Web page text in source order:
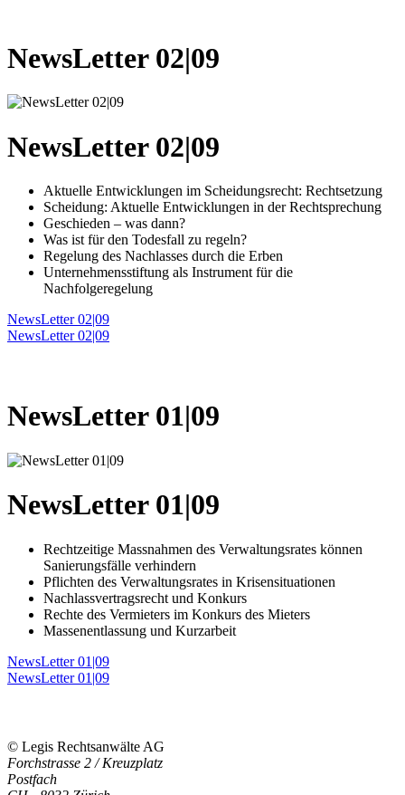
NewsLetter 02|09
NewsLetter 02|09
Aktuelle Entwicklungen im Scheidungsrecht: Rechtsetzung
Scheidung: Aktuelle Entwicklungen in der Rechtsprechung
Geschieden – was dann?
Was ist für den Todesfall zu regeln?
Regelung des Nachlasses durch die Erben
Unternehmensstiftung als Instrument für die
Nachfolgeregelung
NewsLetter 02|09
NewsLetter 02|09
NewsLetter 01|09
NewsLetter 01|09
Rechtzeitige Massnahmen des Verwaltungsrates können
Sanierungsfälle verhindern
Pflichten des Verwaltungsrates in Krisensituationen
Nachlassvertragsrecht und Konkurs
Rechte des Vermieters im Konkurs des Mieters
Massenentlassung und Kurzarbeit
NewsLetter 01|09
NewsLetter 01|09
© Legis Rechtsanwälte AG
Forchstrasse 2 / Kreuzplatz
Postfach